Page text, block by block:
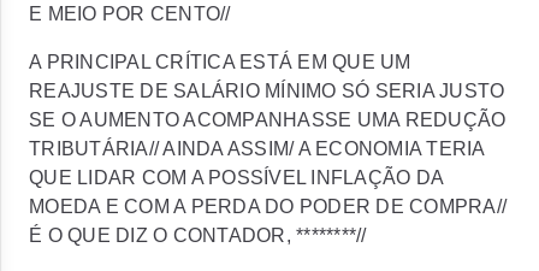
E MEIO POR CENTO//
A PRINCIPAL CRÍTICA ESTÁ EM QUE UM
REAJUSTE DE SALÁRIO MÍNIMO SÓ SERIA JUSTO
SE O AUMENTO ACOMPANHASSE UMA REDUÇÃO
TRIBUTÁRIA// AINDA ASSIM/ A ECONOMIA TERIA
QUE LIDAR COM A POSSÍVEL INFLAÇÃO DA
MOEDA E COM A PERDA DO PODER DE COMPRA//
É O QUE DIZ O CONTADOR, ********//